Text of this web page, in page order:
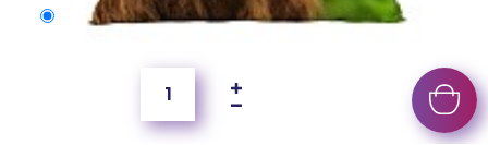
50x40 cm